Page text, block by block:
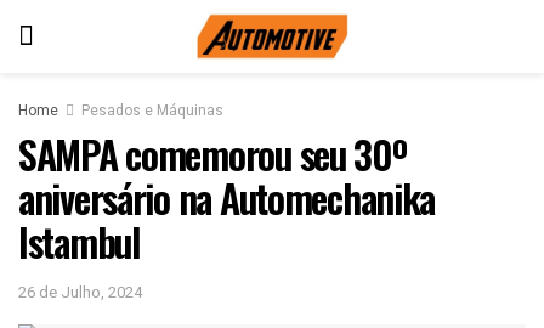
Home Pesados e Máquinas
SAMPA comemorou seu 30º
aniversário na Automechanika
Istambul
26 de Julho, 2024